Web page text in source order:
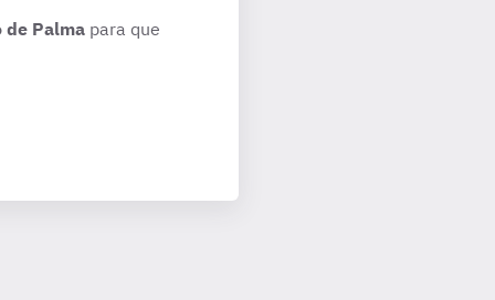
Palmapara que